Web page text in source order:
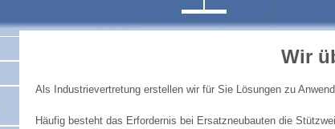
Wir
Als Industrievertretung erstellen wir für Sie Lösungen zu
Häufig besteht das Erfordernis bei Ersatzneubauten die